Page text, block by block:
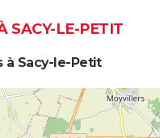
SACY-LE-PETIT
à Sacy-le-Petit